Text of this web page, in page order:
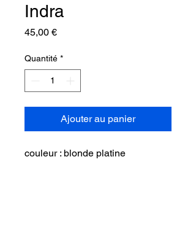
Indra
45,00 €Prix
Quantité *
Ajouter au panier
couleur : blonde platine